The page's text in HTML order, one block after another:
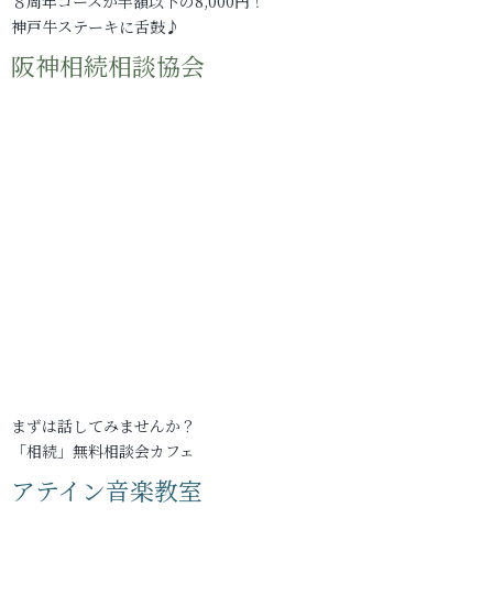
神戸牛ステーキに舌鼓♪
阪神相続相談協会
まずは話してみませんか？
「相続」無料相談会カフェ
アテイン音楽教室